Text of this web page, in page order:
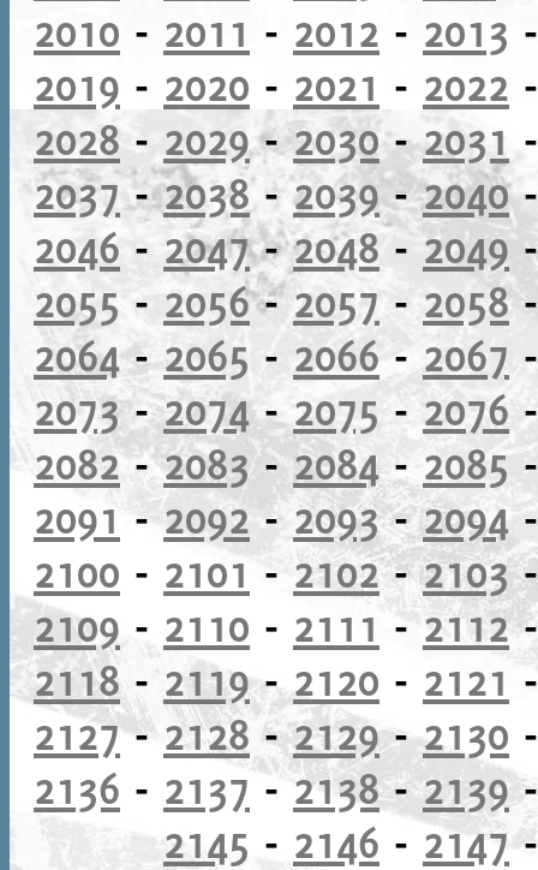
2010 - 2011 - 2012 - 2013
2019 - 2020 - 2021 - 2022
2028- 2029-2030-2031
2037-2038-2039-2040
2046 - 2047-2048 -2049
2055 - 2056-2057- 2058
2064-2065 - 2066- 2067
2073-2074-2075-2076
2082-2083-2084- 2085
2091 -2092-2093-2094
2100 - 2101-2102-2103
2109 - 2110 - 2111 - 2112
2118- 2119-2120 - 2121
2127- 2128-2129-2130
2136 - 2137-2138-2139
2145 - 2146 - 2147